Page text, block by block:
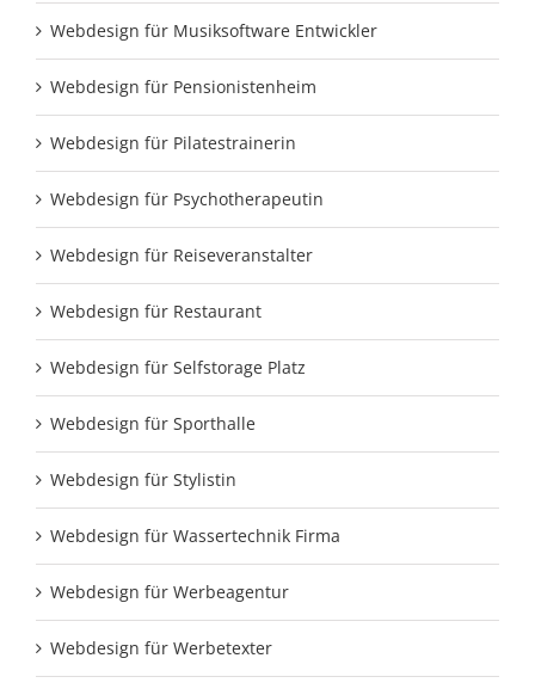
Webdesign für Musiksoftware Entwickler
Webdesign für Pensionistenheim
Webdesign für Pilatestrainerin
Webdesign für Psychotherapeutin
Webdesign für Reiseveranstalter
Webdesign für Restaurant
Webdesign für Selfstorage Platz
Webdesign für Sporthalle
Webdesign für Stylistin
Webdesign für Wassertechnik Firma
Webdesign für Werbeagentur
Webdesign für Werbetexter